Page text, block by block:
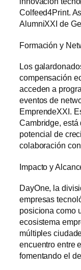
Colfeed4Print.
AlumniXXI de
Formación y
Los
compensación
acceden a
eventos de
EmprendeXXI.
Cambridge, está
potencial de
colaboración
Impacto y
DayOne, la
empresas
posiciona como
ecosistema
múltiples
encuentro entre
fomentando el